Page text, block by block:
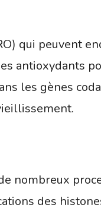
qui peuvent
antioxydants
les gènes
nombreux
des